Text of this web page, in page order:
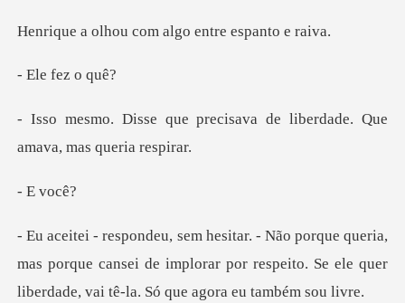
com algo entre
fez
ecisava de liberdade. Que
vo
a,
mas porque cansei de implorar por respeito. Se ele que